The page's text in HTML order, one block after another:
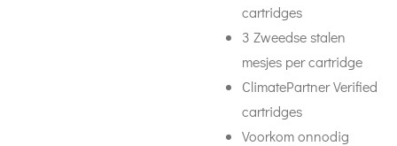
cartridges
3 Zweedse stalen
mesjes per cartridge
ClimatePartner Verified
cartridges
Voorkom onnodig